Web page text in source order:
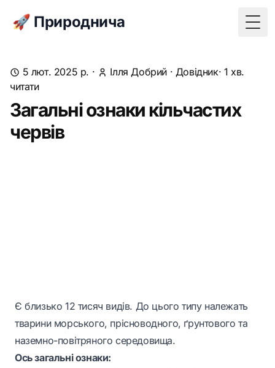
🚀 Природнича
5 лют. 2025 р. · Ілля Добрий · Довідник· 1 хв.
читати
Загальні ознаки кільчастих
червів
Є близько 12 тисяч видів. До цього типу належать
тварини морського, прісноводного, ґрунтового та
наземно-повітряного середовища.
Ось загальні ознаки: